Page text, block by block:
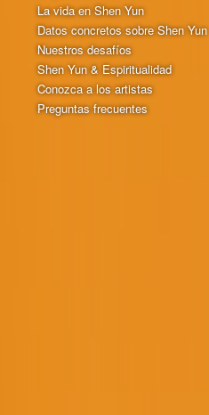
La vida en Shen Yun
Datos concretos sobre Shen Yun
Nuestros desafíos
Shen Yun & Espiritualidad
Conozca a los artistas
Preguntas frecuentes